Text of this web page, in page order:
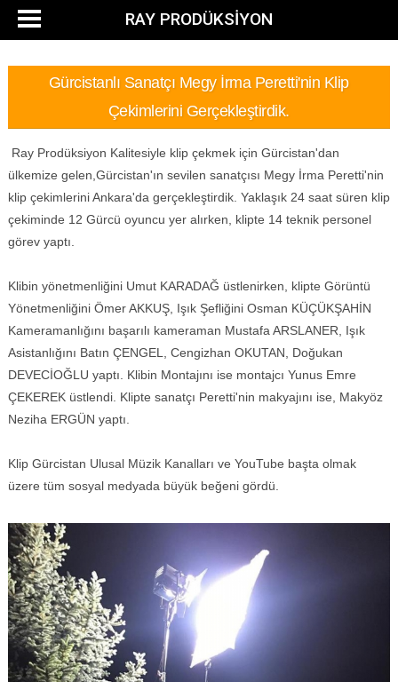
RAY PRODÜKSİYON
Gürcistanlı Sanatçı Megy İrma Peretti'nin Klip
Çekimlerini Gerçekleştirdik.
Ray Prodüksiyon Kalitesiyle klip çekmek için Gürcistan'dan
ülkemize gelen,Gürcistan'ın sevilen sanatçısı Megy İrma Peretti'nin
klip çekimlerini Ankara'da gerçekleştirdik. Yaklaşık 24 saat süren klip
çekiminde 12 Gürcü oyuncu yer alırken, klipte 14 teknik personel
görev yaptı.
Klibin yönetmenliğini Umut KARADAĞ üstlenirken, klipte Görüntü
Yönetmenliğini Ömer AKKUŞ, Işık Şefliğini Osman KÜÇÜKŞAHİN
Kameramanlığını başarılı kameraman Mustafa ARSLANER, Işık
Asistanlığını Batın ÇENGEL, Cengizhan OKUTAN, Doğukan
DEVECİOĞLU yaptı. Klibin Montajını ise montajcı Yunus Emre
ÇEKEREK üstlendi. Klipte sanatçı Peretti'nin makyajını ise, Makyöz
Neziha ERGÜN yaptı.
Klip Gürcistan Ulusal Müzik Kanalları ve YouTube başta olmak
üzere tüm sosyal medyada büyük beğeni gördü.